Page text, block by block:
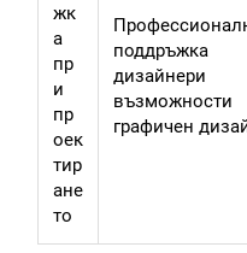
жк
а
пр
и
пр
оек
тир
ане
то
графичен